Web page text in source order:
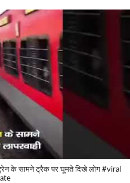
के सामने ट्रैक पर घूमते दिखे लोग #viral